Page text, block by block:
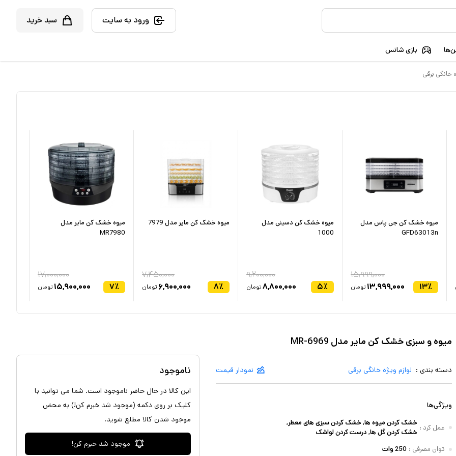
ورود به سایت سبد خرید
بازی شانس
خانگی برقی
میوه خشک کن جی پاس مدل
GFD63013n
۱۳٪
۱۵,۹۹۹,۰۰۰
۱۳,۹۹۹,۰۰۰ تومان
میوه خشک کن دسینی مدل
1000
۵٪
۹,۲۰۰,۰۰۰
۸,۸۰۰,۰۰۰تومان
میوه خشک کن مایر مدل 7979
۸٪
۷,۴۵۰,۰۰۰
۶,۹۰۰,۰۰۰ تومان
میوه خشک کن مایر مدل
MR7980
۷٪
۱۷,۰۰۰,۰۰۰
۱۵,۹۰۰,۰۰۰ تومان
میوه و سبزی خشک کن مایر مدل MR-6969
دسته بندی : لوازم ویژه خانگی برقی نمودار قیمت
ویژگی‌ها
عمل کرد : خشک کردن میوه‌ ها, خشک کردن سبزی‌ های معطر,
خشک کردن گل‌ ها, درست کردن لواشک
توان مصرفی : 250 وات
ناموجود
این کالا در حال حاضر ناموجود است. شما می توانید با
کلیک بر روی دکمه (موجود شد خبرم کن!) به محض
موجود شدن کالا مطلع شوید.
موجود شد خبرم کن!